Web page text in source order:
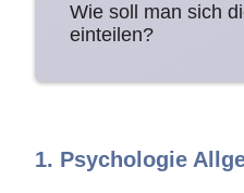
Wie soll man sich
einteilen?
1. Psychologie